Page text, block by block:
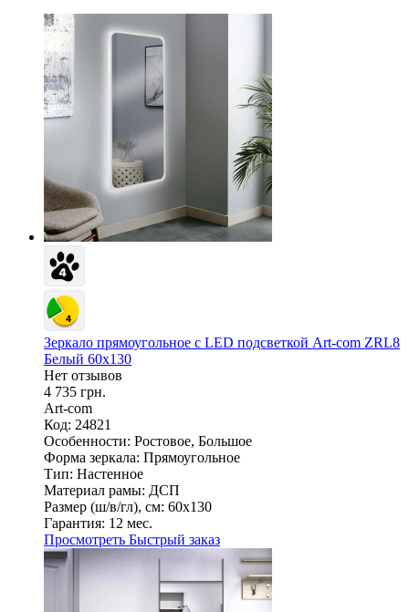
Зеркало прямоугольное c LED подсветкой Art-com ZRL8
Белый 60х130
Нет отзывов
4 735 грн.
Art-com
Код: 24821
Особенности: Ростовое, Большое
Форма зеркала: Прямоугольное
Тип: Настенное
Материал рамы: ДСП
Размер (ш/в/гл), см: 60х130
Гарантия: 12 мес.
Просмотреть Быстрый заказ